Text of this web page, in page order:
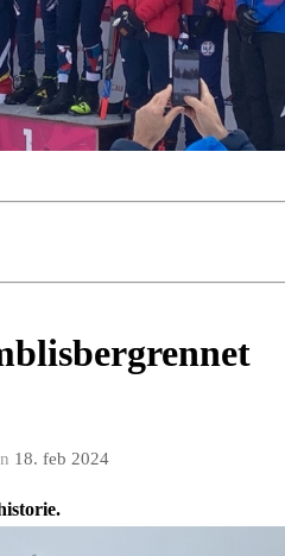
18. feb 2024